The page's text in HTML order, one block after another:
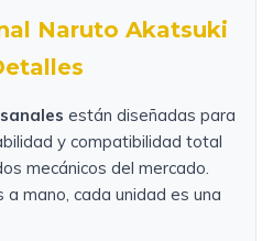
Naruto Akatsuki
están diseñadas para
y compatibilidad total
mecánicos del mercado.
mano, cada unidad es una